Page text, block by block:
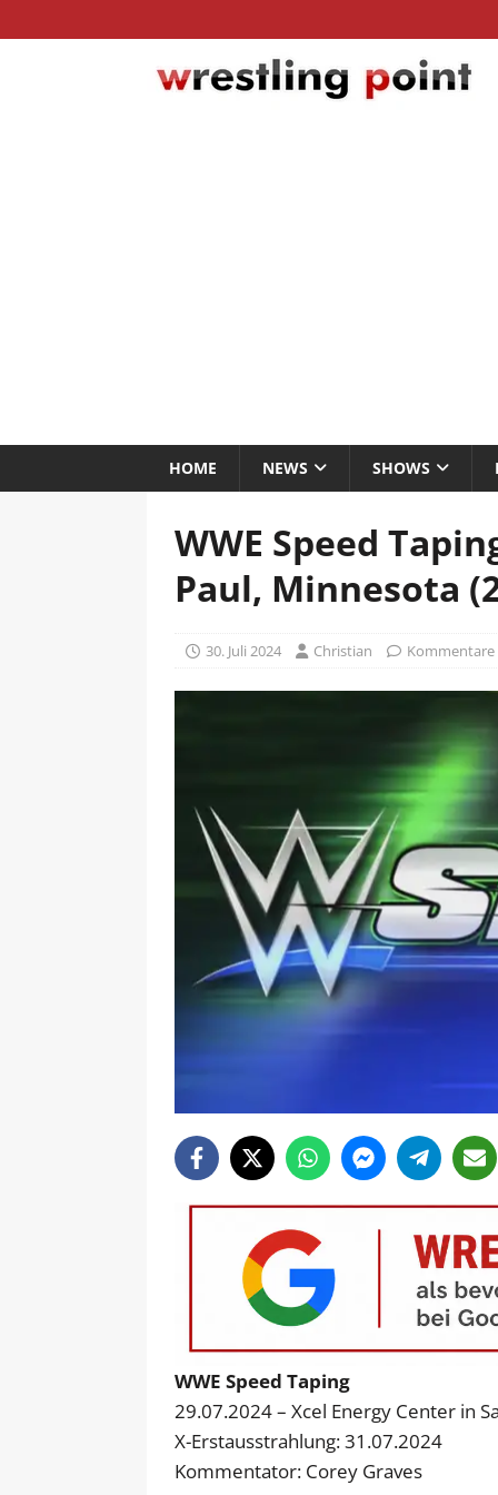
HOME NEWS SHOWS
WWE Speed
Paul, Minnesota
30. Juli 2024 Christian
WWE Speed Taping
29.07.2024 – Xcel Energy Center in
X-Erstausstrahlung: 31.07.2024
Kommentator: Corey Graves